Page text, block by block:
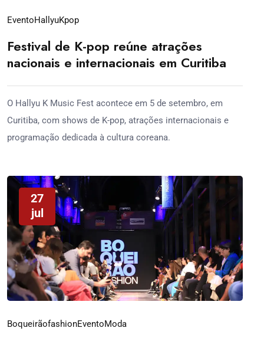
EventoHallyuKpop
Festival de K-pop reúne atrações
nacionais e internacionais em Curitiba
O Hallyu K Music Fest acontece em 5 de setembro, em
Curitiba, com shows de K-pop, atrações internacionais e
programação dedicada à cultura coreana.
27
jul
BoqueirãofashionEventoModa